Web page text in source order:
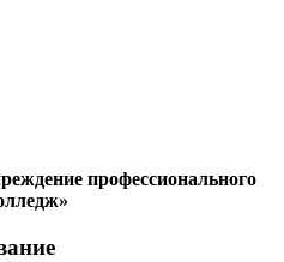
профессионального